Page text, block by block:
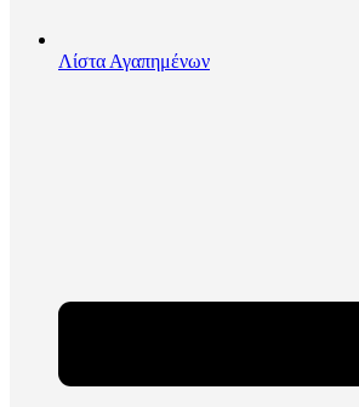
Λίστα Αγαπημένων